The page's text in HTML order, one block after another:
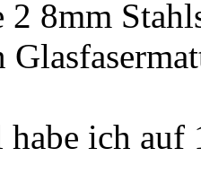
2 8mm
ich auf